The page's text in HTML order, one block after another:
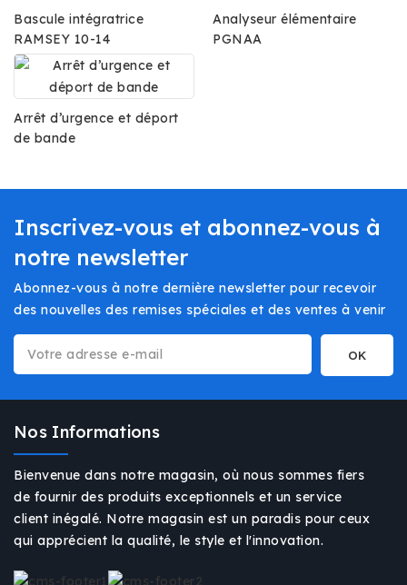
Bascule intégratrice
RAMSEY 10-14
Analyseur élémentaire
PGNAA
Arrêt d’urgence et déport
de bande
Inscrivez-vous et abonnez-vous à
notre newsletter
Abonnez-vous à notre dernière newsletter pour recevoir
des nouvelles des remises spéciales et des ventes à venir
Nos Informations
Bienvenue dans notre magasin, où nous sommes fiers
de fournir des produits exceptionnels et un service
client inégalé. Notre magasin est un paradis pour ceux
qui apprécient la qualité, le style et l'innovation.